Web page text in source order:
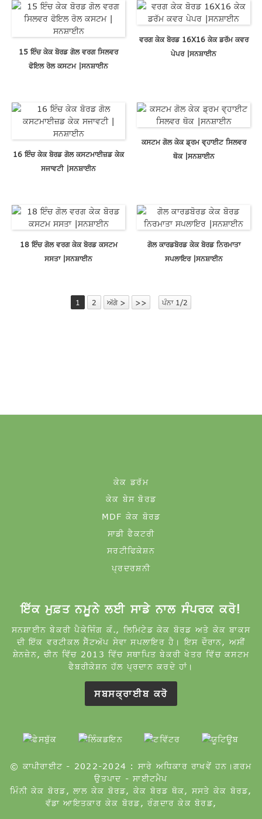
15 ਇੰਚ ਕੇਕ ਬੋਰਡ ਗੋਲ ਵਰਗ ਸਿਲਵਰ
ਫੋਇਲ ਰੋਲ ਕਸਟਮ |ਸਨਸ਼ਾਈਨ
ਵਰਗ ਕੇਕ ਬੋਰਡ 16X16 ਕੇਕ ਡਰੱਮ ਕਵਰ
ਪੇਪਰ |ਸਨਸ਼ਾਈਨ
16 ਇੰਚ ਕੇਕ ਬੋਰਡ ਗੋਲ ਕਸਟਮਾਈਜ਼ਡ ਕੇਕ
ਸਜਾਵਟੀ |ਸਨਸ਼ਾਈਨ
ਕਸਟਮ ਗੋਲ ਕੇਕ ਡ੍ਰਮ ਵ੍ਹਾਈਟ ਸਿਲਵਰ
ਥੋਕ |ਸਨਸ਼ਾਈਨ
18 ਇੰਚ ਗੋਲ ਵਰਗ ਕੇਕ ਬੋਰਡ ਕਸਟਮ
ਸਸਤਾ |ਸਨਸ਼ਾਈਨ
ਗੋਲ ਕਾਰਡਬੋਰਡ ਕੇਕ ਬੋਰਡ ਨਿਰਮਾਤਾ
ਸਪਲਾਇਰ |ਸਨਸ਼ਾਈਨ
1 2 ਅੱਗੇ > >> ਪੰਨਾ 1/2
ਕੇਕ ਡਰੱਮ
ਕੇਕ ਬੇਸ ਬੋਰਡ
MDF ਕੇਕ ਬੋਰਡ
ਸਾਡੀ ਫੈਕਟਰੀ
ਸਰਟੀਫਿਕੇਸ਼ਨ
ਪ੍ਰਦਰਸ਼ਨੀ
ਇੱਕ ਮੁਫ਼ਤ ਨਮੂਨੇ ਲਈ ਸਾਡੇ ਨਾਲ ਸੰਪਰਕ ਕਰੋ!
ਸਨਸ਼ਾਈਨ ਬੇਕਰੀ ਪੈਕੇਜਿੰਗ ਕੰ., ਲਿਮਿਟੇਡ ਕੇਕ ਬੋਰਡ ਅਤੇ ਕੇਕ ਬਾਕਸ
ਦੀ ਇੱਕ ਵਰਟੀਕਲ ਸੈੱਟਅੱਪ ਸੇਵਾ ਸਪਲਾਇਰ ਹੈ। ਇਸ ਦੌਰਾਨ, ਅਸੀਂ
ਸ਼ੇਨਜ਼ੇਨ, ਚੀਨ ਵਿੱਚ 2013 ਵਿੱਚ ਸਥਾਪਿਤ ਬੇਕਰੀ ਖੇਤਰ ਵਿੱਚ ਕਸਟਮ
ਫੈਬਰੀਕੇਸ਼ਨ ਹੱਲ ਪ੍ਰਦਾਨ ਕਰਦੇ ਹਾਂ।
ਸਬਸਕ੍ਰਾਈਬ ਕਰੋ
© ਕਾਪੀਰਾਈਟ - 2022-2024 : ਸਾਰੇ ਅਧਿਕਾਰ ਰਾਖਵੇਂ ਹਨ। ਗਰਮ
ਉਤਪਾਦ -ਸਾਈਟਮੈਪ
ਮਿੰਨੀ ਕੇਕ ਬੋਰਡ,ਲਾਲ ਕੇਕ ਬੋਰਡ, ਕੇਕ ਬੋਰਡ ਥੋਕ, ਸਸਤੇ ਕੇਕ ਬੋਰਡ,
ਵੱਡਾ ਆਇਤਕਾਰ ਕੇਕ ਬੋਰਡ,ਰੰਗਦਾਰ ਕੇਕ ਬੋਰਡ,